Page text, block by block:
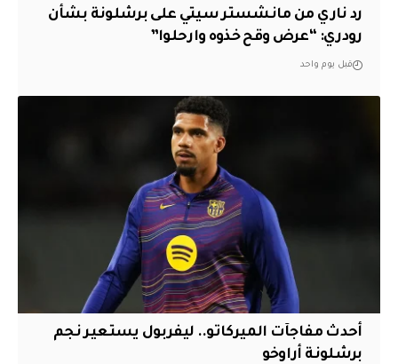
رد ناري من مانشستر سيتي على برشلونة بشأن
رودري: “عرض وقح خذوه وارحلوا”
قبل يوم واحد
أحدث مفاجآت الميركاتو.. ليفربول يستعير نجم
برشلونة أراوخو